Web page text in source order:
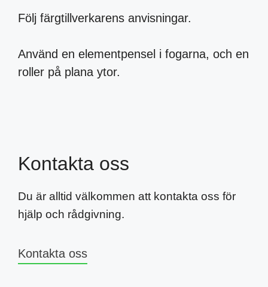
Följ färgtillverkarens anvisningar.
Använd en elementpensel i fogarna, och en
roller på plana ytor.
Kontakta oss
Du är alltid välkommen att kontakta oss för
hjälp och rådgivning.
Kontakta oss